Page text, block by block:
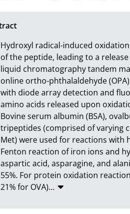
Hydroxyl radical-induced
of the peptide, leading to a
liquid chromatography tandem
online ortho-phthalaldehyde
with diode array detection and
amino acids released upon
Bovine serum albumin (BSA),
tripeptides (comprised of varying
Met) were used for reactions with
Fenton reaction of iron ions and
aspartic acid, asparagine, and
55%. For protein oxidation
21% for OVA)…